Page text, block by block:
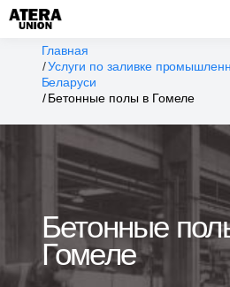
Главная
Услуги по заливке
Беларуси
Бетонные полы в Гомеле
Бетонные
Гомеле